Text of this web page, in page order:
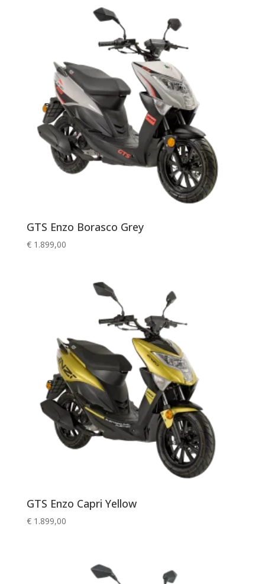
GTS Enzo Borasco Grey
€1.899,00
GTS Enzo Capri Yellow
€1.899,00